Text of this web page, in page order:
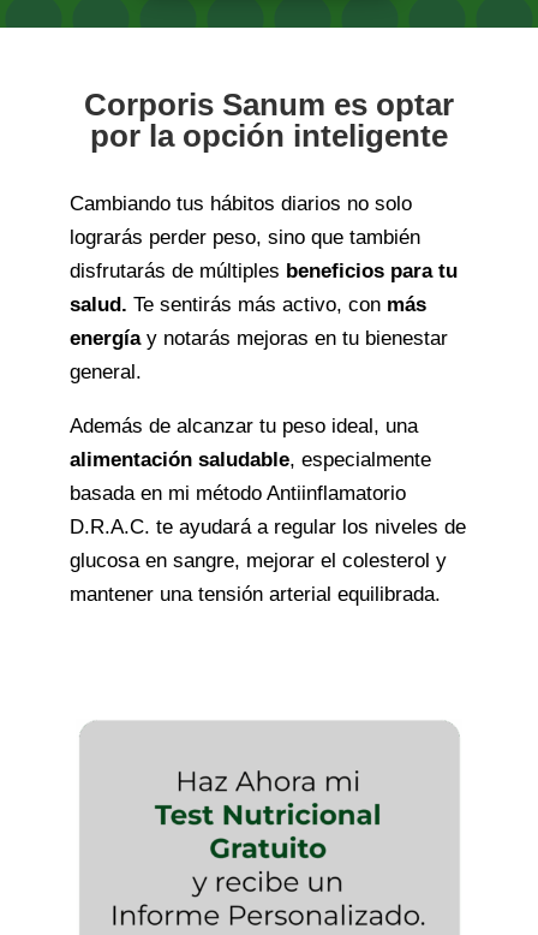
Corporis Sanum es optar
por la opción inteligente
Cambiando tus hábitos diarios no solo
lograrás perder peso, sino que también
disfrutarás de múltiples beneficios para tu
salud. Te sentirás más activo, con más
energíay notarás mejoras en tu bienestar
general.
Además de alcanzar tu peso ideal, una
alimentación saludable, especialmente
basada en mi método Antiinflamatorio
D.R.A.C. te ayudará a regular los niveles de
glucosa en sangre, mejorar el colesterol y
mantener una tensión arterial equilibrada.